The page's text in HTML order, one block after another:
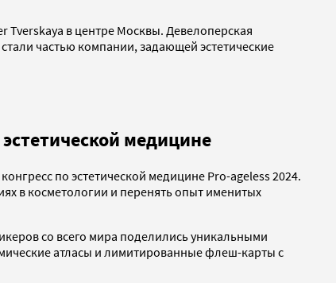
Tverskaya в центре Москвы. Девелоперская
частью компании, задающей эстетические
медицине
по эстетической медицине Pro-ageless 2024.
в косметологии и перенять опыт именитых
со всего мира поделились уникальными
атласы и лимитированные флеш-карты с